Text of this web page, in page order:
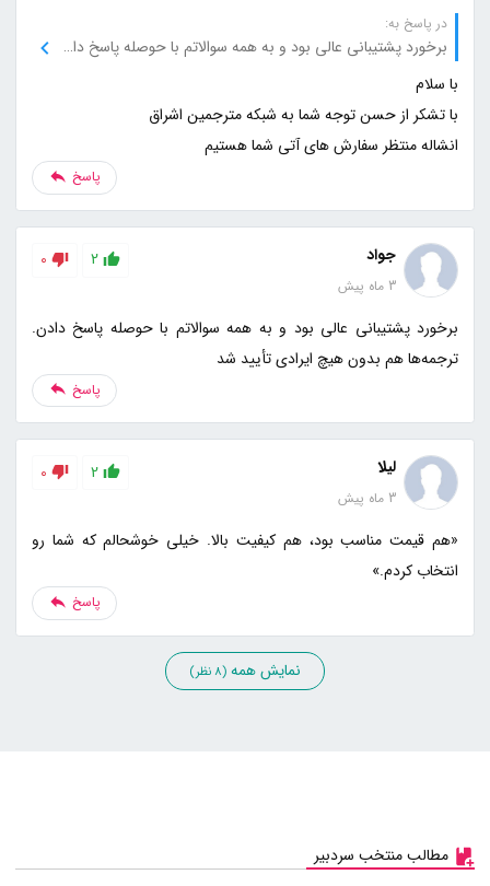
در پاسخ به:
برخورد پشتیبانی عالی بود و به همه سوالاتم با حوصله پاسخ دادن. ترجمه‌ها هم بدون هیچ ایرادی تأیید شد
انشاله منتظر سفارش های آتی شما هستیم
پاسخ
جواد
3 ماه پیش
2
0
برخورد پشتیبانی عالی بود و به همه سوالاتم با حوصله پاسخ دادن.
ترجمه‌ها هم بدون هیچ ایرادی تأیید شد
پاسخ
لیلا
3 ماه پیش
2
0
«هم قیمت مناسب بود، هم کیفیت بالا. خیلی خوشحالم که شما رو
انتخاب کردم.»
پاسخ
نمایش همه (8 نظر)
مطالب منتخب سردبیر